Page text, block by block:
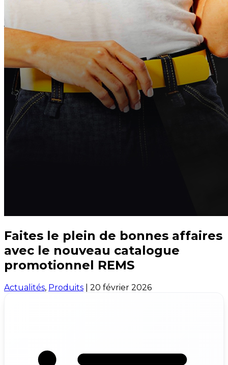
Faites le plein de bonnes affaires
avec le nouveau catalogue
promotionnel REMS
Actualités, Produits 20 février 2026